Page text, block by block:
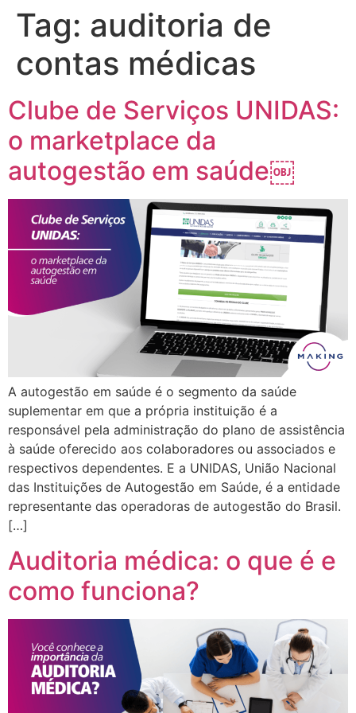
Tag: auditoria de
contas médicas
Clube de Serviços UNIDAS:
o marketplace da
autogestão em saúde￼
A autogestão em saúde é o segmento da saúde
suplementar em que a própria instituição é a
responsável pela administração do plano de assistência
à saúde oferecido aos colaboradores ou associados e
respectivos dependentes. E a UNIDAS, União Nacional
das Instituições de Autogestão em Saúde, é a entidade
representante das operadoras de autogestão do Brasil.
[…]
Auditoria médica: o que é e
como funciona?